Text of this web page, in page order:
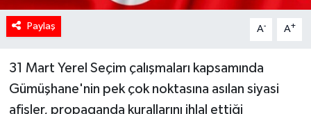
Paylaş A- A+
31 Mart Yerel Seçim çalışmaları kapsamında
Gümüşhane'nin pek çok noktasına asılan siyasi
afişler, propaganda kurallarını ihlal ettiği